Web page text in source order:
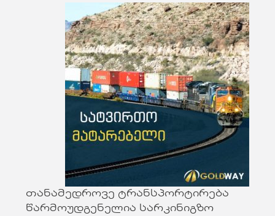
თანამედროვე ტრანსპორტირება
წარმოუდგენელია სარკინიგზო